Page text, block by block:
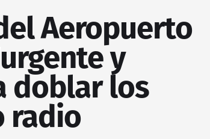
Aeropuerto
y
doblar los
radio